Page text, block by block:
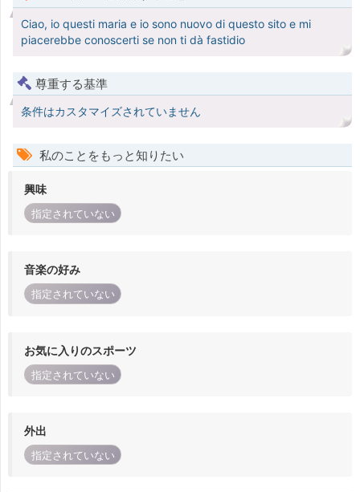
Ciao, io questi maria e io sono nuovo di questo sito e mi
piacerebbe conoscerti se non ti dà fastidio
尊重する基準
条件はカスタマイズされていません
私のことをもっと知りたい
興味
指定されていない
音楽の好み
指定されていない
お気に入りのスポーツ
指定されていない
外出
指定されていない